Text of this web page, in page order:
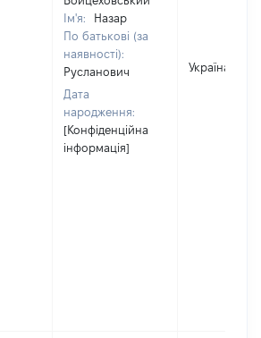
Ім'я:
Назар
По батькові (за
наявності):
Русланович
Дата
народження:
[Конфіденційна
інформація]
Україна